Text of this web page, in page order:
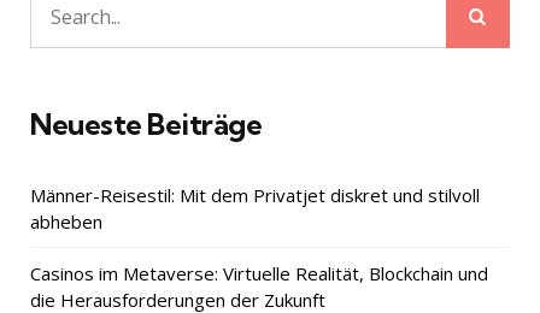
Search
for:
Neueste Beiträge
Männer-Reisestil: Mit dem Privatjet diskret und stilvoll
abheben
Casinos im Metaverse: Virtuelle Realität, Blockchain und
die Herausforderungen der Zukunft